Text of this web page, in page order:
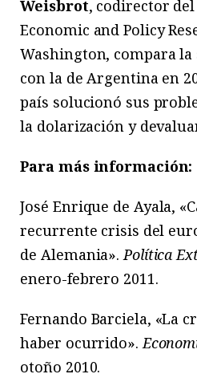
Weisbrot, codirector
Economic and Policy
Washington, compara
con la de Argentina en
país solucionó sus
la dolarización y
Para más información:
José Enrique de Ayala,
recurrente crisis del
de Alemania».Política
enero-febrero 2011.
Fernando Barciela, «La
haber ocurrido».
otoño 2010.